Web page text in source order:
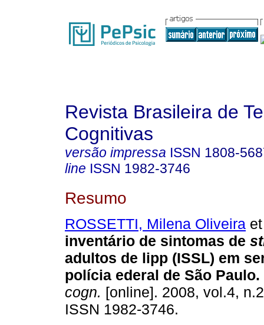
Revista Brasileira de
Cognitivas
versão impressa ISSN 1808-
line ISSN 1982-3746
Resumo
ROSSETTI, Milena Oliveira
inventário de sintomas de
adultos de lipp (ISSL) em
polícia ederal de São Paulo.
cogn. [online]. 2008, vol.4,
ISSN 1982-3746.